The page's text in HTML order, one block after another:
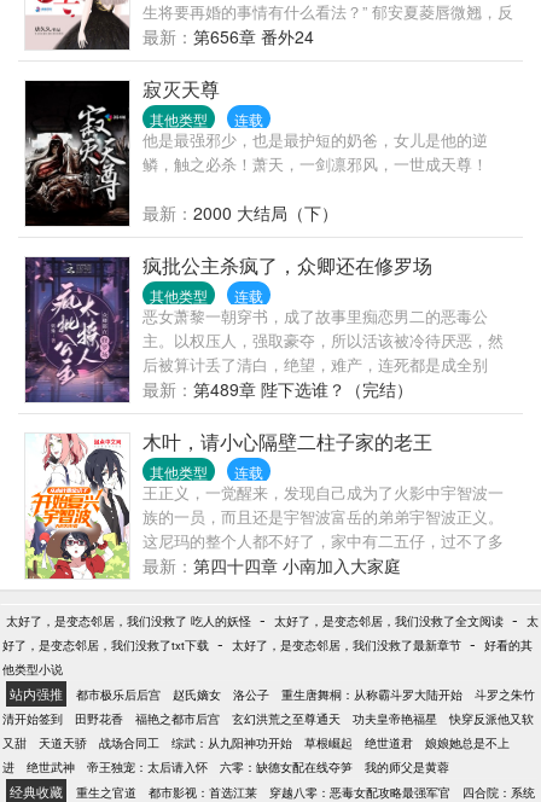
生将要再婚的事情有什么看法？” 郁安夏菱唇微翘，反
问：“难道他没有和你们说将要再婚的妻子姓郁么？！”
众媒体一头雾水。 次日，一则“恒天集团老总陆翊臣夜
宿前妻香闺”的新闻惊现头条！ 【关于追爱】 郁安夏
十九岁那年，陆翊臣给了她一场人人称羡的盛世婚
礼。 二十岁生日当天两人领证，从此她是名副其实的
陆太太。 可这场童话般的婚姻在领证后只维持了一个
月就宣告破灭，她独自一人远走国外。 原以为再无交
集的两个人，但是...... 为什么五年前看似冷心冷情的
男人再次相遇后恨不得一天二十四小时都在她面前刷
存在感？ 相亲时是他，剪彩现场是他，就连她带着儿
子参加亲子活动时还是他！ 郁安夏说：“我也是有脾气
的哦，所以和不和好看心情，复不复婚看你诚意。” 次
日，威严冷漠最要面子的陆翊臣以爱筑花海，在亲朋
好友的见证下屈膝半跪向她告白。 【关于宠爱】 陆翊
臣出生茗江市第一勋贵世家，商场上呼风唤雨的权
贵，为人冷漠低调，手段狠厉。 他的温暖，只给了郁
安夏一人，五年前如此，五年后亦然。 两人和好后，
一向不接受任何媒体采访的陆先生为了支持陆太太的
新作品，破例和她一起出席新品发布会。 发布会上媒
体问及传得沸沸扬扬的结婚、离婚又将复婚事件：“陆
先生，请问您和陆太太当初为什么匆匆结婚又离？为
什么多年后再次复合？” 陆先生侧头看着陆太太，温柔
缱绻：“因为.....此之后都是她。” 【关于溺爱】 复婚后
不久，陆太太勾着陆先生的脖子，一脸委屈状：“他们
说当初是我抢了大堂姐的婚事，还说你当年是因为有
了孩子才跟我结婚的！” 陆先生在她脸上亲了口：“心
夜间消失无踪。 【读书指南】 小三之类乱七八糟生
物，有萌宝。 勿与现实中任何人物场景对号入座。 喜
请绕道，勿喷。 。 简介无能，请移步正文，喜欢请加
入收藏，么么哒！ 友情推荐：系列文【早安，顾太
太】，【你好，南先生】
最新： 第656章 番外24
寂灭天尊
其他类型 连载
他是最强邪少，也是最护短的奶爸，女儿是他的逆
鳞，触之必杀！萧天，一剑凛邪风，一世成天尊！
最新： 2000 大结局（下）
疯批公主杀疯了，众卿还在修罗场
其他类型 连载
恶女萧黎一朝穿书，成了故事里痴恋男二的恶毒公
主。以权压人，强取豪夺，所以活该被冷待厌恶，然
后被算计丢了清白，绝望，难产，连死都是成全别
人。笑死，这窝囊的剧情她了忍不了一点儿。???掀
桌，休夫！大不了拉着大家一起死！???疯批公主脚踹
驸马，刀砍王妃，撒泼、发癫，人人避之不及。???后
来：可怜的世家公子被她抓住欺负到泪眼朦胧。阴鸷
狠戾的掌印大监虔诚跪地为她穿鞋。???年轻俊美的状
元郎是她指点天下的笔。威武高大的战神将军是她所
向披靡的刀。??终于，大权在握，君临天下。她生来
尊贵，从不是任何人的配角。???女帝文，爽文，有感
情线，有孩子，但男的都没有名分。
最新： 第489章 陛下选谁？（完结）
木叶，请小心隔壁二柱子家的老王
其他类型 连载
王正义，一觉醒来，发现自己成为了火影中宇智波一
族的一员，而且还是宇智波富岳的弟弟宇智波正义。
这尼玛的整个人都不好了，家中有二五仔，过不了多
久就会受人蛊惑，大义灭亲，屠戮全族，他这个叔
叔，能活？王正义果断选择离开了木叶，从此隐姓埋
名，不再联系。灭族之夜后，陈正义又因为系统任
务，使得他迫不得已又回到了木叶，振兴宇智波一
拉，瞳力+10，火遁，豪火灭却。】【宇智波族人+1，
你获得一个卡卡西单位查克拉，瞳力+10，万花筒写轮
眼。】【宇智波族人+1，你获得一个卡卡西单位查克
拉，瞳力+10，永恒万花筒写轮眼。】二柱子：叔叔实
在为宇智波付出太多太多精气了！
最新： 第四十四章 小南加入大家庭
太好了，是变态邻居，我们没救了 吃人的妖怪 - 太好了，是变态邻居，我们没救了全文阅读 - 太
好了，是变态邻居，我们没救了txt下载 - 太好了，是变态邻居，我们没救了最新章节 - 好看的其
他类型小说
站内强推 都市极乐后后宫 赵氏嫡女 洛公子 重生唐舞桐：从称霸斗罗大陆开始
斗罗之朱竹
清开始签到
田野花香 福艳之都市后宫 玄幻洪荒之至尊通天 功夫皇帝艳福星
快穿反派他又软
又甜
天道天骄 战场合同工 综武：从九阳神功开始 草根崛起 绝世道君
娘娘她总是不上
进
绝世武神 帝王独宠：太后请入怀 六零：缺德女配在线夺笋 我的师父是黄蓉
经典收藏 重生之官道 都市影视：首选江莱 穿越八零：恶毒女配攻略最强军官
四合院：系统